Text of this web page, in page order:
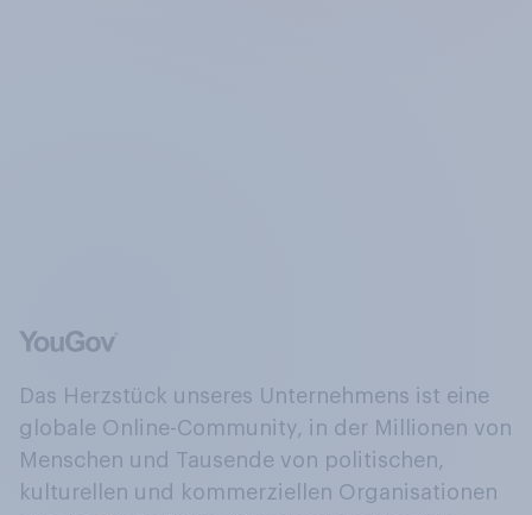
Das Herzstück unseres Unternehmens ist eine
globale Online-Community, in der Millionen von
Menschen und Tausende von politischen,
kulturellen und kommerziellen Organisationen